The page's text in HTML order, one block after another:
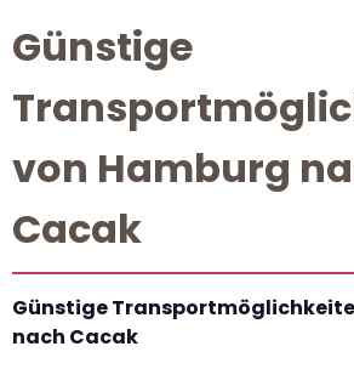
Günstige
von Hamburg
Cacak
Günstige
nach Cacak